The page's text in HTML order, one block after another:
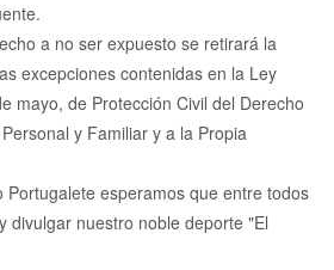
a no ser expuesto se retirará la
excepciones contenidas en la Ley
mayo, de Protección Civil del Derecho
y Familiar y a la Propia
Portugalete esperamos que entre todos
divulgar nuestro noble deporte "El